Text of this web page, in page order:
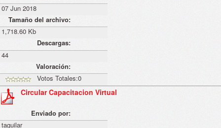
07 Jun 2018
Tamaño del archivo:
1,718.60 Kb
Descargas:
44
Valoración:
Votos Totales:0
Circular Capacitacion Virtual
Enviado por:
taguilar